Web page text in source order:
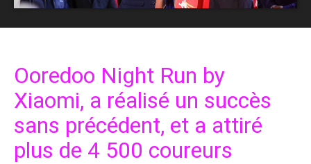
Ooredoo Night Run by
Xiaomi, a réalisé un succès
sans précédent, et a attiré
plus de 4 500 coureurs